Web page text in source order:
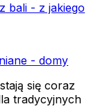
bali - z jakiego
- domy
się coraz
tradycyjnych